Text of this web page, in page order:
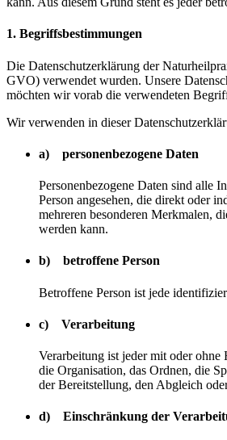
1. Begriffsbestimmungen
Die Datenschutzerklärung der
GVO) verwendet wurden. Unsere
möchten wir vorab die verwendeten
Wir verwenden in dieser
a) personenbezogene Daten
Personenbezogene Daten sind alle
Person angesehen, die direkt oder
mehreren besonderen Merkmalen,
werden kann.
b) betroffene Person
Betroffene Person ist jede
c) Verarbeitung
Verarbeitung ist jeder mit oder ohne
die Organisation, das Ordnen, die
der Bereitstellung, den Abgleich
d) Einschränkung der